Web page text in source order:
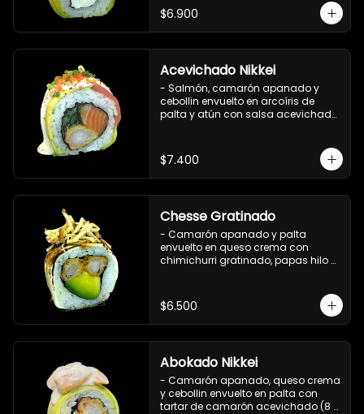
$6.900
Acevichado Nikkei
- Salmón, camarón apanado y
cebollin envuelto en arcoíris de
palta y atún con salsa acevichada,
$7.400
Chesse Gratinado
- Camarón apanado y palta
envuelto en queso crema con
chimichurri gratinado, papas hilo y
$6.500
Abokado Nikkei
- Camarón apanado, queso crema
y cebollin envuelto en palta con
tartar de camarón acevichado (8